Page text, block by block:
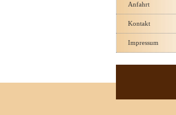
Anfahrt
Kontakt
Impressum